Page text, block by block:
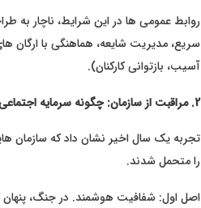
روابط عمومی ها در این شرایط، ناچار به
سریع، مدیریت شایعه، هماهنگی با ارگان
آسیب، بازتوانی کارکنان).
2. مراقبت از سازمان: چگونه سرمایه اجتماعی در بمباران خبری حفظ شد؟
تجربه یک سال اخیر نشان داد که سازمان
را متحمل شدند.
اصل اول: شفافیت هوشمند. در جنگ، پنهان